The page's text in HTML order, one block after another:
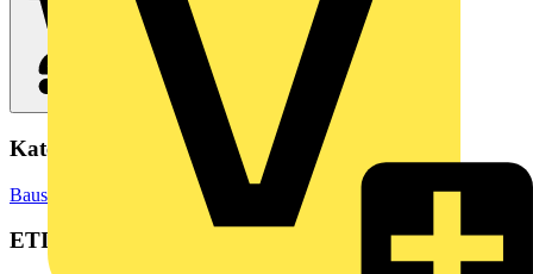
Kategorien
Baustoffe & Verbrauchsmaterialien Markierung & Kennzeichnung
ETIM Group